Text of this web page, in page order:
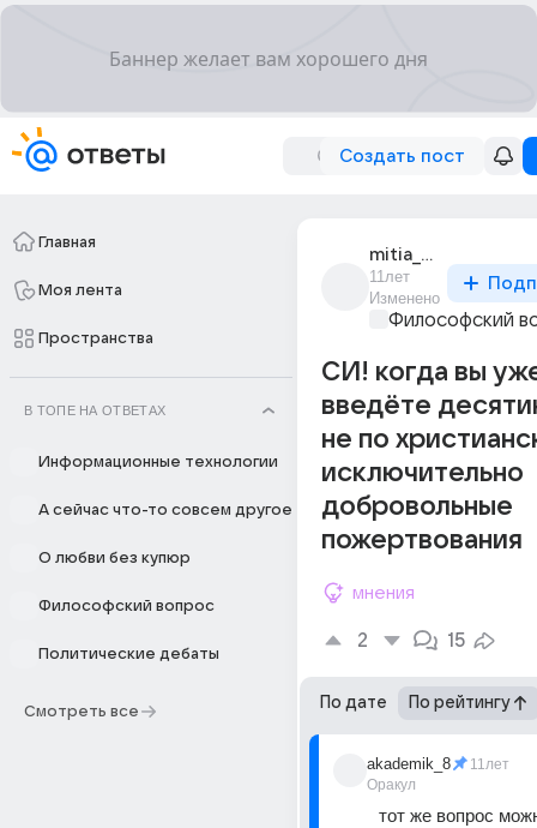
Создать пост
Главная
Моя лента
Пространства
В ТОПЕ НА ОТВЕТАХ
Информационные технологии
А сейчас что-то совсем другое
О любви без купюр
Философский вопрос
Политические дебаты
Смотреть все
mitia_mitiaev_102
11лет
Изменено
Философский
СИ! когда вы
введёте
не по
исключительно
добровольные
пожертвования
мнения
2 15
По дате По рейтингу
akademik_8
Оракул
11лет
тот же вопрос